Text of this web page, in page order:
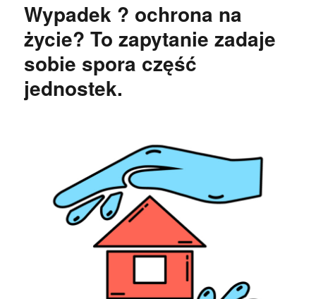
Wypadek ? ochrona na
życie? To zapytanie zadaje
sobie spora część
jednostek.